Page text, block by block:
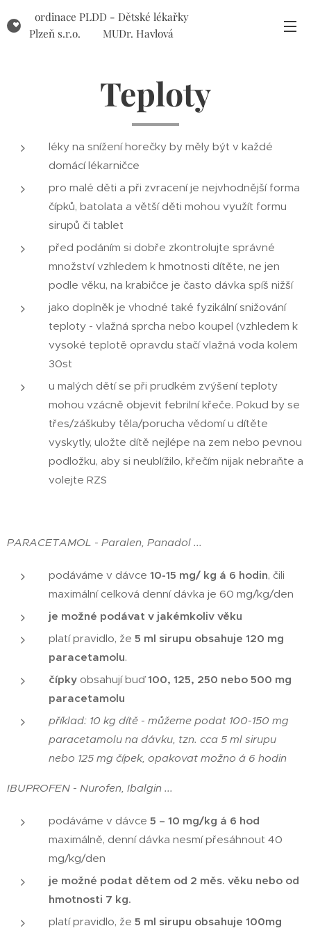
ordinace PLDD - Dětské lékařky
Plzeň s.r.o. MUDr. Havlová
Teploty
léky na snížení horečky by měly být v každé
domácí lékarničce
pro malé děti a při zvracení je nejvhodnější forma
čípků, batolata a větší děti mohou využít formu
sirupů či tablet
před podáním si dobře zkontrolujte správné
množství vzhledem k hmotnosti dítěte, ne jen
podle věku, na krabičce je často dávka spíš nižší
jako doplněk je vhodné také fyzikální snižování
teploty - vlažná sprcha nebo koupel (vzhledem k
vysoké teplotě opravdu stačí vlažná voda kolem
30st
u malých dětí se při prudkém zvýšení teploty
mohou vzácně objevit febrilní křeče. Pokud by se
třes/záškuby těla/porucha vědomí u dítěte
vyskytly, uložte dítě nejlépe na zem nebo pevnou
podložku, aby si neublížilo, křečím nijak nebraňte a
volejte RZS
PARACETAMOL - Paralen, Panadol ...
podáváme v dávce 10-15 mg/ kg á 6 hodin, čili
maximální celková denní dávka je 60 mg/kg/den
je možné podávat v jakémkoliv věku
platí pravidlo, že 5 ml sirupu obsahuje 120 mg
paracetamolu.
čípky obsahují buď100, 125, 250 nebo 500 mg
paracetamolu
příklad: 10 kg dítě - můžeme podat 100-150 mg
paracetamolu na dávku, tzn. cca 5 ml sirupu
nebo 125 mg čípek, opakovat možno á 6 hodin
IBUPROFEN - Nurofen, Ibalgin ...
podáváme v dávce 5 – 10 mg/kg á 6 hod
maximálně, denní dávka nesmí přesáhnout 40
mg/kg/den
je možné podat dětem od 2 měs. věku nebo od
hmotnosti 7 kg.
platí pravidlo, že 5 ml sirupu obsahuje 100mg